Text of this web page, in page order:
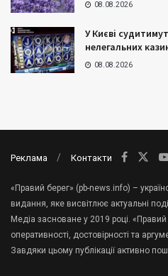
08.08.2026
У Києві
нелегальних
08.08.2026
Реклама Контакти
«Правий берег» (pb-news.info) –
видання, яке висвітлює актуальні
Медіа засноване у 2019 році.
оперативності, достовірності та
Завдяки цьому публікації активно